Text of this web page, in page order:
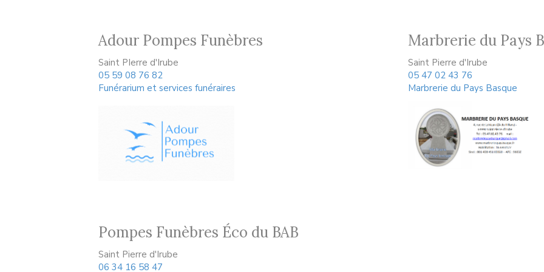
Adour Pompes Funèbres
Saint PIerre d'Irube
05 59 08 76 82
Funérarium et services funéraires
Marbrerie du Pays
Saint Pierre d'Irube
05 47 02 43 76
Marbrerie du Pays Basque
Pompes Funèbres Éco du BAB
Saint Pierre d'Irube
06 34 16 58 47